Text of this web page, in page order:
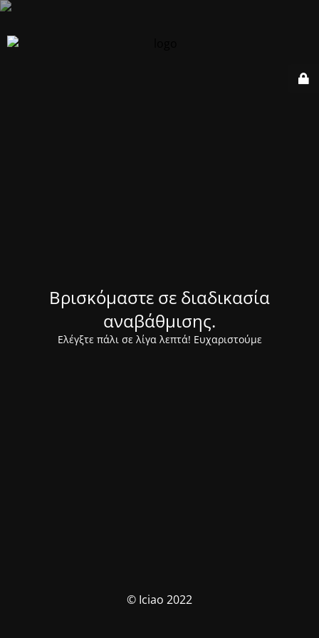
Βρισκόμαστε σε διαδικασία
αναβάθμισης.
Ελέγξτε πάλι σε λίγα λεπτά! Ευχαριστούμε
© Iciao 2022